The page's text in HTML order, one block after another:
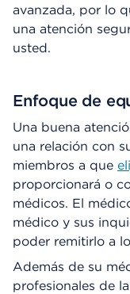
avanzada, por lo
una atención
usted.
Enfoque de
Una buena
una relación con
miembros a que
proporcionará o
médicos. El
médico y sus
poder remitirlo a
Además de su
profesionales de